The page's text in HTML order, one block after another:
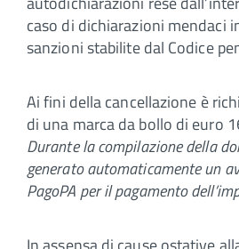
caso di dichiarazioni mendaci
sanzioni stabilite dal Codice
Ai fini della cancellazione è
di una marca da bollo di euro
Durante la compilazione della
generato automaticamente un
PagoPA per il pagamento